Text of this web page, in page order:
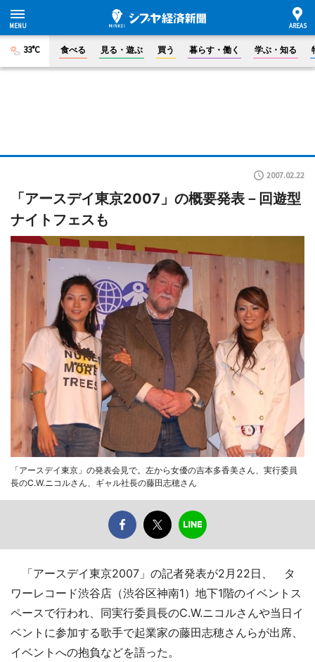
33°C 食べる 見る・遊ぶ 買う 暮らす・働く 学ぶ・知る
2007.02.22
「アースデイ東京2007」の概要発表－回遊型
ナイトフェスも
「アースデイ東京」の発表会見で。左から女優の吉本多香美さん、実行委員
長のC.W.ニコルさん、ギャル社長の藤田志穂さん
「アースデイ東京2007」の記者発表が2月22日、 タ
ワーレコード渋谷店（渋谷区神南1）地下1階のイベントス
ペースで行われ、同実行委員長のC.W.ニコルさんや当日イ
ベントに参加する歌手で起業家の藤田志穂さんらが出席、
イベントへの抱負などを語った。